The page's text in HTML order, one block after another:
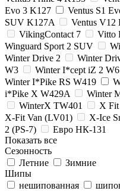
Evo 3 K127
Ventus S1
SUV K127A
Ventus V12
VikingContact 7
Vitto
Winguard Sport 2 SUV
Winter Drive 2
Winter
W3
Winter I*cept iZ 2
Winter I*Pike RS W419
i*Pike X W429A
Winter
WinterX TW401
X Fit
X-Fit Van (LV01)
X-Ice
2 (PS-7)
Евро НК-131
Показать все
Сезонность
Летние
Зимние
Шипы
нешипованная